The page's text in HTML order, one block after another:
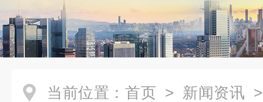
当前位置： 首页 > 新闻资讯